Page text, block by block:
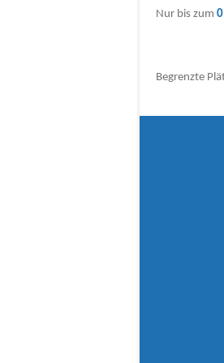
Nur bis zum
Begrenzte